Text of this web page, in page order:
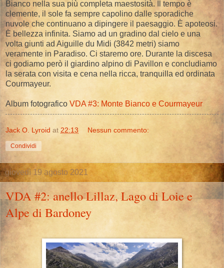
Bianco nella sua più completa maestosità. Il tempo è
clemente, il sole fa sempre capolino dalle sporadiche
nuvole che continuano a dipingere il paesaggio. È apoteosi.
È bellezza infinita. Siamo ad un gradino dal cielo e una
volta giunti ad Aiguille du Midi (3842 metri) siamo
veramente in Paradiso. Ci staremo ore. Durante la discesa
ci godiamo però il giardino alpino di Pavillon e concludiamo
la serata con visita e cena nella ricca, tranquilla ed ordinata
Courmayeur.
Album fotografico VDA #3: Monte Bianco e Courmayeur
Jack O. Lyroid at 22:13 Nessun commento:
Condividi
giovedì 19 agosto 2021
VDA #2: anello Lillaz, Lago di Loie e
Alpe di Bardoney